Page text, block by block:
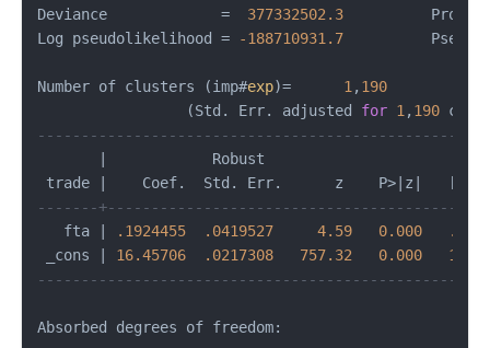
Deviance             = 377332502.3
Prob
Log pseudolikelihood =
-188710931.7
Number of clusters (imp#exp)= 1 , 190
                 (Std. Err. adjusted
for 1 , 190
       |            Robust
trade |    Coef.  Std. Err.      z    P>|z|   [
-------
   fta |
.1924455 .0419527 4.59 0.000
_cons | 16.45706 .0217308 757.32 0.000